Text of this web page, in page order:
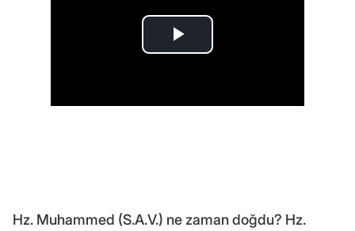
Hz. Muhammed (S.A.V.) ne zaman doğdu? Hz.